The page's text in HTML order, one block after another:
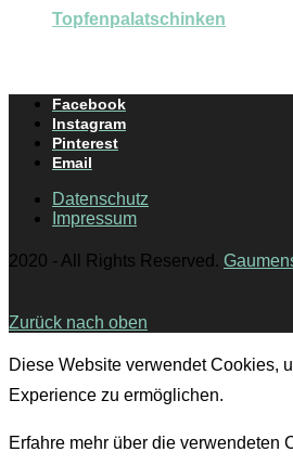
Topfenpalatschinken
Facebook
Instagram
Pinterest
Email
Datenschutz
Impressum
2020 - All Rights Reserved.
Zurück nach oben
Diese Website verwendet Cookies,
Experience zu ermöglichen.
Erfahre mehr über die verwendeten